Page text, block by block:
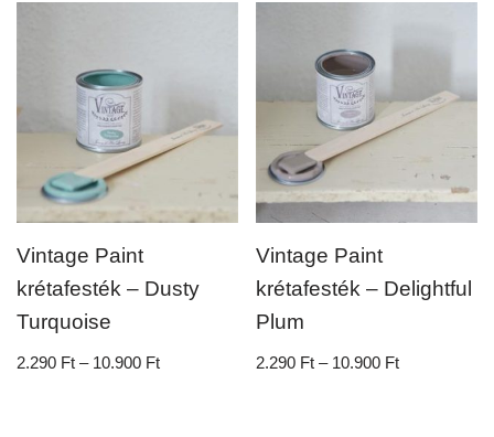
Vintage Paint
krétafesték – Dusty
Turquoise
2.290 Ft – 10.900 Ft
Vintage Paint
krétafesték – Delightful
Plum
2.290 Ft – 10.900 Ft